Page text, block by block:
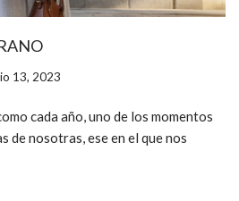
13, 2023
cada año, uno de los momentos
de nosotras, ese en el que nos